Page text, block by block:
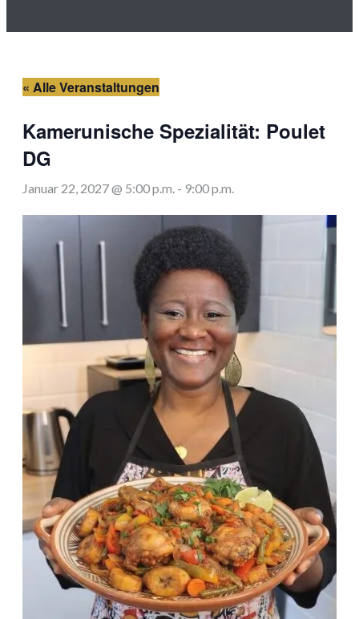
« Alle Veranstaltungen
Kamerunische Spezialität: Poulet
DG
Januar 22, 2027 @ 5:00 p.m. - 9:00 p.m.